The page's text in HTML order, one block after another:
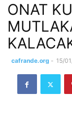
ONAT
cafrande.org - 15/